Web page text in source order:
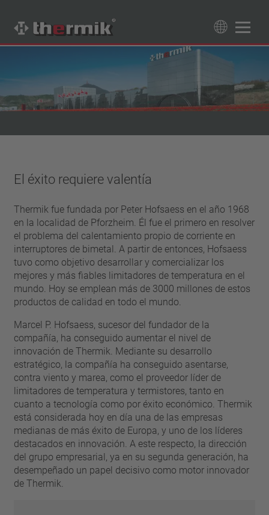
89Productos
Tipo de conmutador
Gama de temperatura
1,6 A – 7,5 A
13,5 A – 42 A
25 A – 75 A
Reposición
reinicio automático
enclavamiento (no reinicio automático)
Aislamiento
sin aislamiento
Conexión
conductor
pin
filamento
Aprobaciones
VDE
IEC
CSA
CMJ
aplicar filtros
Eliminar filtro
filtros estrechos
El éxito requiere valentía
Thermik fue fundada por Peter Hofsaess en el año 1968
en la localidad de Pforzheim. Él fue el primero en resolver
el problema del calentamiento propio de corriente en
interruptores de bimetal. A partir de entonces, Hofsaess
tuvo como objetivo desarrollar y comercializar los
mejores y más fiables limitadores de temperatura en el
mundo. Hoy se emplean más de 3000 millones de estos
productos de calidad en todo el mundo.
Marcel P. Hofsaess, sucesor del fundador de la
compañía, ha conseguido aumentar el nivel de
innovación de Thermik. Mediante su desarrollo
estratégico, la compañía ha conseguido asentarse,
contra viento y marea, como el proveedor líder de
limitadores de temperatura y termistores, tanto en
cuanto a tecnología como por éxito económico. Thermik
está considerada hoy en día una de las empresas
medianas de más éxito de Europa, y uno de los líderes
destacados en innovación. A este respecto, la dirección
del grupo empresarial, ya en su segunda generación, ha
desempeñado un papel decisivo como motor innovador
de Thermik.